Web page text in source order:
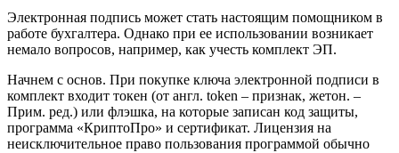
Электронная подпись может стать настоящим помощником в
работе бухгалтера. Однако при ее использовании возникает
немало вопросов, например, как учесть комплект ЭП.
Начнем с основ. При покупке ключа электронной подписи в
комплект входит токен (от англ. token – признак, жетон. –
Прим. ред.) или флэшка, на которые записан код защиты,
программа «КриптоПро» и сертификат. Лицензия на
неисключительное право пользования программой обычно